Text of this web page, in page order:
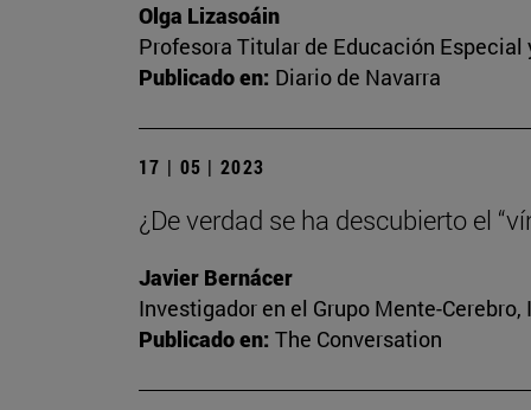
Olga Lizasoáin
Profesora Titular de Educación
Publicado en: Diario de Navarra
17 | 05 | 2023
¿De verdad se ha descubierto el
Javier Bernácer
Investigador en el Grupo Mente-
Publicado en: The Conversation